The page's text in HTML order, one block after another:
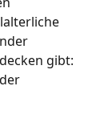
gibt: